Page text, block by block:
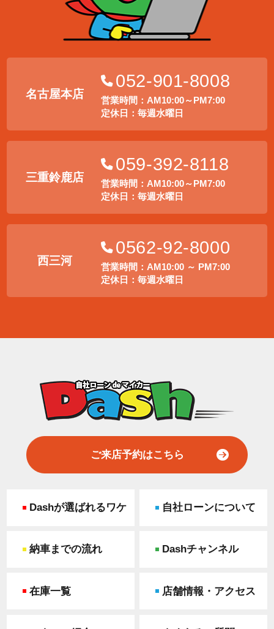
名古屋本店
052-901-8008
営業時間：AM10:00～PM7:00
定休日：毎週水曜日
三重鈴鹿店
059-392-8118
営業時間：AM10:00～PM7:00
定休日：毎週水曜日
西三河
0562-92-8000
営業時間：AM10:00 ～ PM7:00
定休日：毎週水曜日
ご来店予約はこちら
Dashが選ばれるワケ 自社ローンについて
納車までの流れ Dashチャンネル
在庫一覧 店舗情報・アクセス